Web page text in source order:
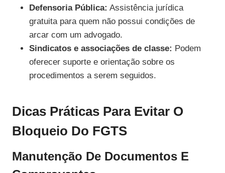
Defensoria Pública: Assistência jurídica
gratuita para quem não possui condições de
arcar com um advogado.
Sindicatos e associações de classe: Podem
oferecer suporte e orientação sobre os
procedimentos a serem seguidos.
Dicas Práticas Para Evitar O
Bloqueio Do FGTS
Manutenção De Documentos E